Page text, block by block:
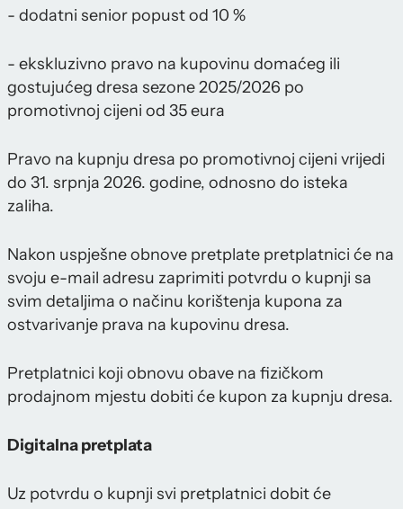
- dodatni senior popust od 10 %
- ekskluzivno pravo na kupovinu domaćeg ili
gostujućeg dresa sezone 2025/2026 po
promotivnoj cijeni od 35 eura
Pravo na kupnju dresa po promotivnoj cijeni vrijedi
do 31. srpnja 2026. godine, odnosno do isteka
zaliha.
Nakon uspješne obnove pretplate pretplatnici će na
svoju e-mail adresu zaprimiti potvrdu o kupnji sa
svim detaljima o načinu korištenja kupona za
ostvarivanje prava na kupovinu dresa.
Pretplatnici koji obnovu obave na fizičkom
prodajnom mjestu dobiti će kupon za kupnju dresa.
Digitalna pretplata
Uz potvrdu o kupnji svi pretplatnici dobit će